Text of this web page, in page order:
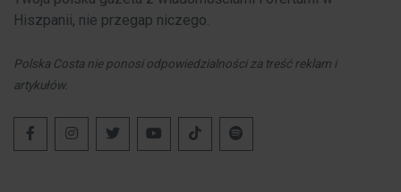
Hiszpanii, nie przegap niczego.
Polska Costa nie ponosi odpowiedzialności za treść reklam i
artykułów.